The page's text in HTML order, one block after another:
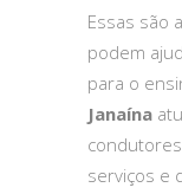
Essas são
podem
para o
Janaína
serviços e